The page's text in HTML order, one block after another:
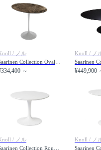
/ ノル
～
Knoll / ノ
¥449,900
/ ノル
Knoll / ノ